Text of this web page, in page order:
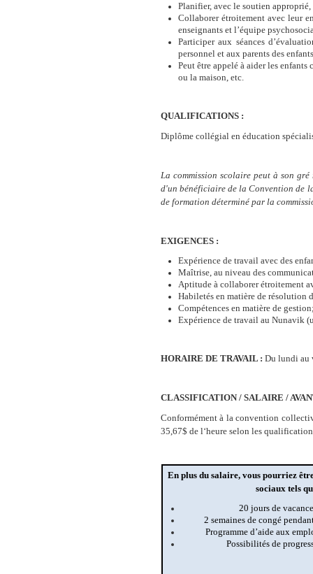
Planifier, avec le soutien
Collaborer étroitement avec leur
enseignants et l’équipe
Participer aux séances
personnel et aux parents des
Peut être appelé à aider les
ou la maison, etc.
QUALIFICATIONS :
Diplôme collégial en éducation
La commission scolaire peut à son
d'un bénéficiaire de la Convention de
de formation déterminé par la
EXIGENCES :
Expérience de travail avec des
Maîtrise, au niveau des
Aptitude à collaborer étroitement
Habiletés en matière de résolution
Compétences en matière de
Expérience de travail au Nunavik
HORAIRE DE TRAVAIL : Du lundi au
CLASSIFICATION / SALAIRE /
Conformément à la convention
35,67$ de l‘heure selon les
En plus du salaire, vous pourriez
sociaux tels
20 jours de
2 semaines de congé
Programme d’aide aux
Possibilités de